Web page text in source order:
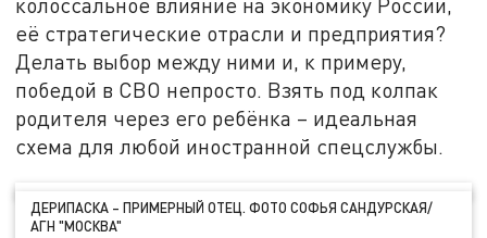
колоссальное влияние на экономику России,
её стратегические отрасли и предприятия?
Делать выбор между ними и, к примеру,
победой в СВО непросто. Взять под колпак
родителя через его ребёнка – идеальная
схема для любой иностранной спецслужбы.
ДЕРИПАСКА – ПРИМЕРНЫЙ ОТЕЦ. ФОТО СОФЬЯ САНДУРСКАЯ/
АГН "МОСКВА"